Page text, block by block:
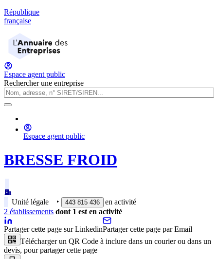
République
française
Espace agent public
Rechercher une entreprise
Espace agent public
BRESSE FROID
Unité légale ‣ 443 815 436
en activité
2 établissements dont 1 est en activité
Partager cette page sur LinkedinPartager cette page par Email
Télécharger un QR Code à inclure dans un courier ou dans un
devis, pour partager cette page